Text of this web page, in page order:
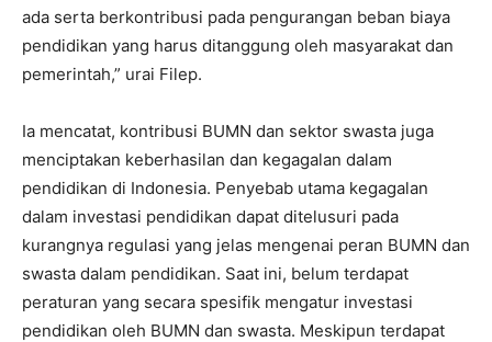
ada serta berkontribusi pada pengurangan beban biaya
pendidikan yang harus ditanggung oleh masyarakat dan
pemerintah,” urai Filep.
Ia mencatat, kontribusi BUMN dan sektor swasta juga
menciptakan keberhasilan dan kegagalan dalam
pendidikan di Indonesia. Penyebab utama kegagalan
dalam investasi pendidikan dapat ditelusuri pada
kurangnya regulasi yang jelas mengenai peran BUMN dan
swasta dalam pendidikan. Saat ini, belum terdapat
peraturan yang secara spesifik mengatur investasi
pendidikan oleh BUMN dan swasta. Meskipun terdapat